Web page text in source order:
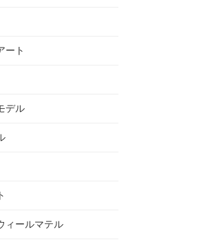
ート
デル
ィールマテル